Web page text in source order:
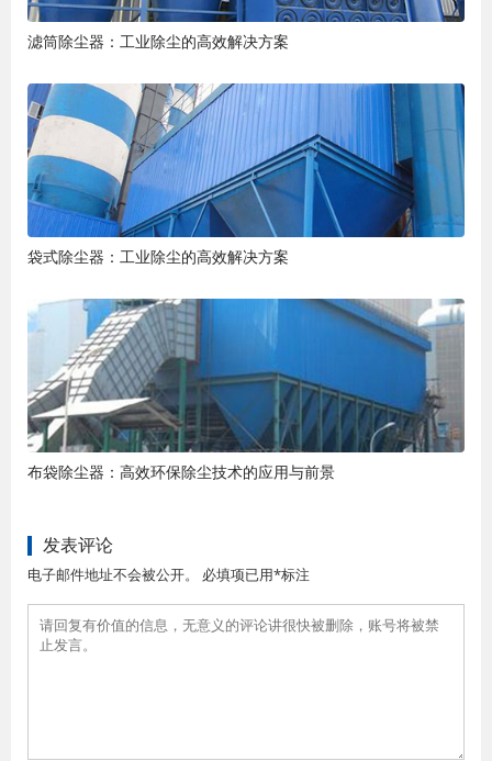
滤筒除尘器：工业除尘的高效解决方案
袋式除尘器：工业除尘的高效解决方案
布袋除尘器：高效环保除尘技术的应用与前景
发表评论
电子邮件地址不会被公开。 必填项已用*标注